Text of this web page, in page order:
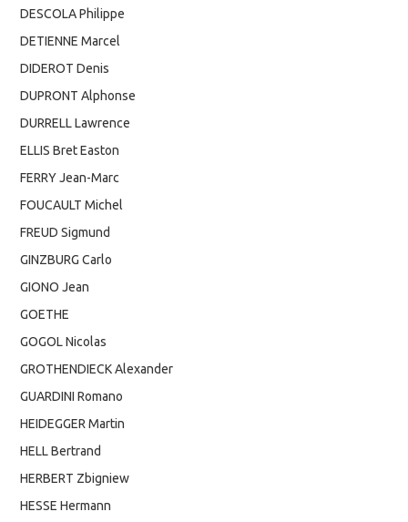
DESCOLA Philippe
DETIENNE Marcel
DIDEROT Denis
DUPRONT Alphonse
DURRELL Lawrence
ELLIS Bret Easton
FERRY Jean-Marc
FOUCAULT Michel
FREUD Sigmund
GINZBURG Carlo
GIONO Jean
GOETHE
GOGOL Nicolas
GROTHENDIECK Alexander
GUARDINI Romano
HEIDEGGER Martin
HELL Bertrand
HERBERT Zbigniew
HESSE Hermann